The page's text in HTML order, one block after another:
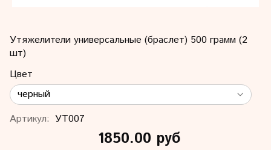
Утяжелители универсальные (браслет) 500 грамм (2
шт)
Цвет
Артикул: УТ007
1850.00 руб